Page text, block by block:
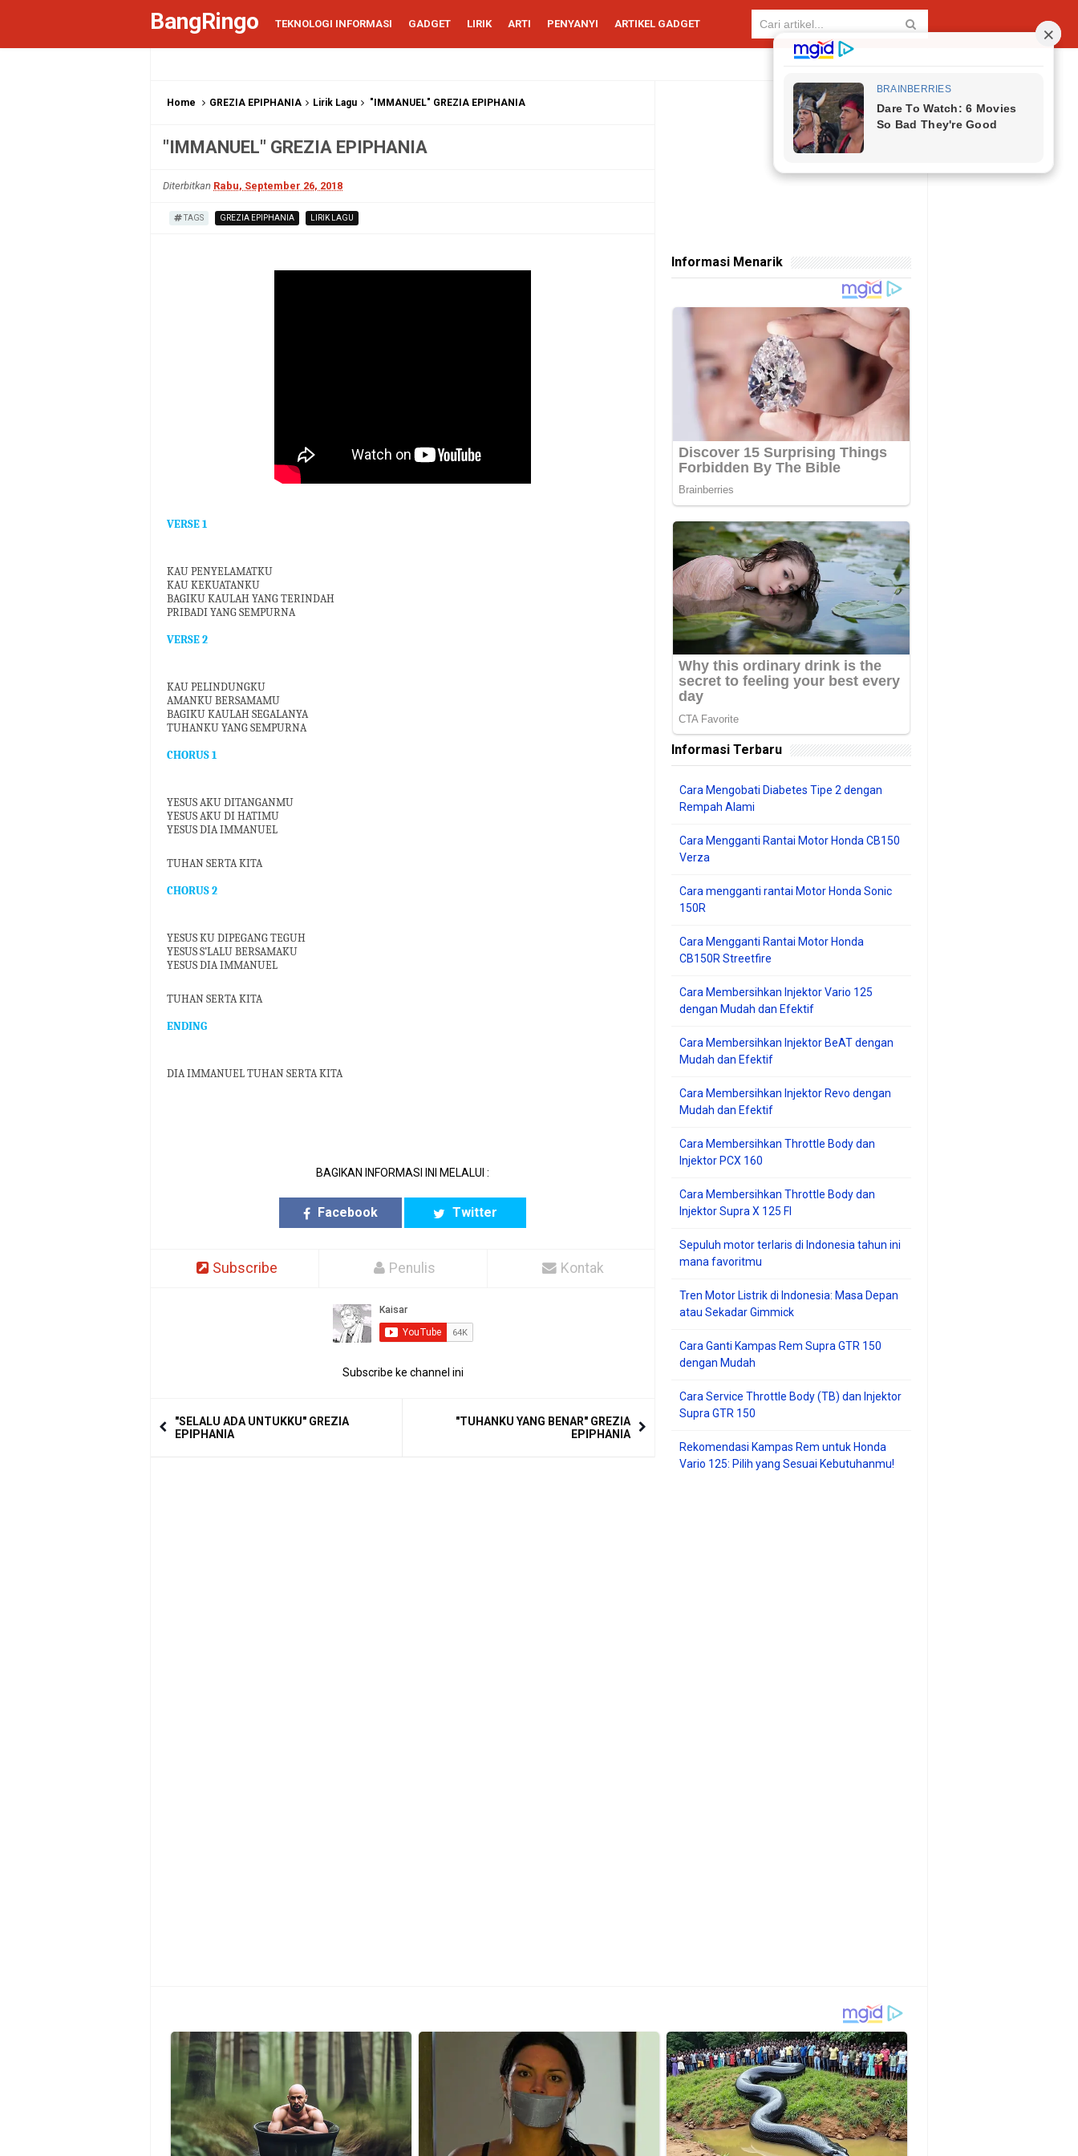
BangRingo TEKNOLOGI INFORMASI GADGET LIRIK ARTI PENYANYI ARTIKEL GADGET
Home GREZIA EPIPHANIA Lirik Lagu "IMMANUEL" GREZIA EPIPHANIA
"IMMANUEL" GREZIA EPIPHANIA
Diterbitkan Rabu, September 26, 2018
TAGS GREZIA EPIPHANIA LIRIK LAGU
VERSE 1
KAU PENYELAMATKU
KAU KEKUATANKU
BAGIKU KAULAH YANG TERINDAH
PRIBADI YANG SEMPURNA
VERSE 2
KAU PELINDUNGKU
AMANKU BERSAMAMU
BAGIKU KAULAH SEGALANYA
TUHANKU YANG SEMPURNA
CHORUS 1
YESUS AKU DITANGANMU
YESUS AKU DI HATIMU
YESUS DIA IMMANUEL
TUHAN SERTA KITA
CHORUS 2
YESUS KU DIPEGANG TEGUH
YESUS S’LALU BERSAMAKU
YESUS DIA IMMANUEL
TUHAN SERTA KITA
ENDING
DIA IMMANUEL TUHAN SERTA KITA
BAGIKAN INFORMASI INI MELALUI :
Facebook Twitter
Subscribe Penulis Kontak
Subscribe ke channel ini
"SELALU ADA UNTUKKU" GREZIA
EPIPHANIA
"TUHANKU YANG BENAR" GREZIA
EPIPHANIA
Informasi Menarik
Informasi Terbaru
Cara Mengobati Diabetes Tipe 2 dengan
Rempah Alami
Cara Mengganti Rantai Motor Honda CB150
Verza
Cara mengganti rantai Motor Honda Sonic
150R
Cara Mengganti Rantai Motor Honda
CB150R Streetfire
Cara Membersihkan Injektor Vario 125
dengan Mudah dan Efektif
Cara Membersihkan Injektor BeAT dengan
Mudah dan Efektif
Cara Membersihkan Injektor Revo dengan
Mudah dan Efektif
Cara Membersihkan Throttle Body dan
Injektor PCX 160
Cara Membersihkan Throttle Body dan
Injektor Supra X 125 FI
Sepuluh motor terlaris di Indonesia tahun ini
mana favoritmu
Tren Motor Listrik di Indonesia: Masa Depan
atau Sekadar Gimmick
Cara Ganti Kampas Rem Supra GTR 150
dengan Mudah
Cara Service Throttle Body (TB) dan Injektor
Supra GTR 150
Rekomendasi Kampas Rem untuk Honda
Vario 125: Pilih yang Sesuai Kebutuhanmu!